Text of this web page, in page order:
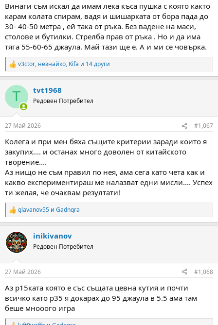
Винаги съм искал да имам лека къса пушка с която както
карам колата спирам, вадя и шишарката от бора пада до
30- 40-50 метра , ей така от ръка. Без вадене на маси,
столове и бутилки. Стрелба прав от ръка . Но и да има
тяга 55-60-65 джаула. Май тази ще е. А и ми се човърка.
R
e
c
i
s
v3ctor, незнайко, Kifa и 14 други
T tvt1968
Редовен Потребител
27 Май 2026 #1,067
Колега и при мен бяха същите критерии заради които я
закупих.... и останах много доволен от китайското
творение....
Аз нищо не съм правил по нея, ама сега като чета как и
какво експериментираш ме налазват едни мисли.... Успех
ти желая, че очаквам резултати!
R
e
c
t
i
s
glavanov55 и Gadnqra
inikivanov
Редовен Потребител
27 Май 2026 #1,068
Аз р15ката която е със същата цевна кутия и почти
всичко като р35 я докарах до 95 джаула в 5.5 ама там
беше мнооого игра